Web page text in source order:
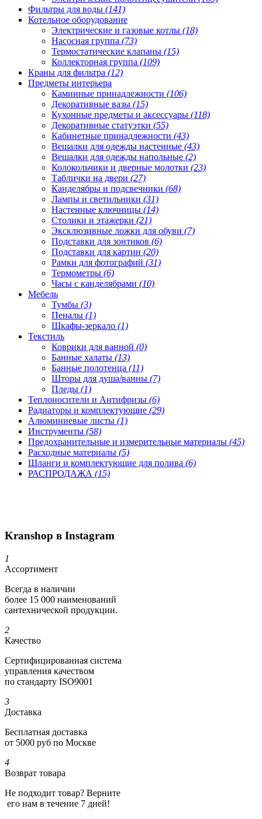
Фильтры для воды (141)
Котельное оборудование
Электрические и газовые котлы (18)
Насосная группа (73)
Термостатические клапаны (15)
Коллекторная группа (109)
Краны для фильтра (12)
Предметы интерьера
Каминные принадлежности (106)
Декоративные вазы (15)
Кухонные предметы и аксессуары (118)
Декоративные статуэтки (55)
Кабинетные принадлежности (43)
Вешалки для одежды настенные (43)
Вешалки для одежды напольные (2)
Колокольчики и дверные молотки (23)
Таблички на двери (27)
Канделябры и подсвечники (68)
Лампы и светильники (31)
Настенные ключницы (14)
Столики и этажерки (21)
Эксклюзивные ложки для обуви (7)
Подставки для зонтиков (6)
Подставки для картин (20)
Рамки для фотографий (31)
Термометры (6)
Часы с канделябрами (10)
Мебель
Тумбы (3)
Пеналы (1)
Шкафы-зеркало (1)
Текстиль
Коврики для ванной (0)
Банные халаты (13)
Банные полотенца (11)
Шторы для душа/ванны (7)
Пледы (1)
Теплоносители и Антифризы (6)
Радиаторы и комплектующие (29)
Алюминиевые листы (1)
Инструменты (58)
Предохранительные и измерительные материалы (45)
Расходные материалы (5)
Шланги и комплектующие для полива (6)
РАСПРОДАЖА (15)
Kranshop в Instagram
1
Ассортимент
Всегда в наличии
более 15 000 наименований
сантехнической продукции.
2
Качество
Сертифициро­ванная система
управления качеством
по стандарту ISO9001
3
Доставка
Бесплатная доставка
от 5000 руб по Москве
4
Возврат товара
Не подходит товар? Верните
его нам в течение 7 дней!